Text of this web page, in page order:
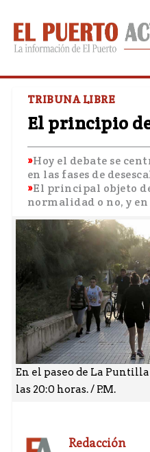
TRIBUNA LIBRE
El principio
Hoy el debate se
en las fases de
El principal objeto
normalidad o no, y
En el paseo de La
las 20:0 horas. / P.M.
Redacción